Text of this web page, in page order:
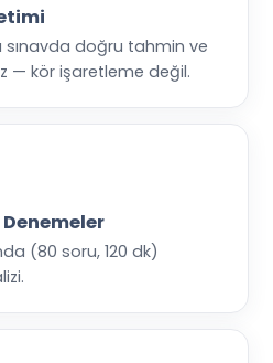
sınavda doğru tahmin ve
— kör işaretleme değil.
Denemeler
(80 soru, 120 dk)